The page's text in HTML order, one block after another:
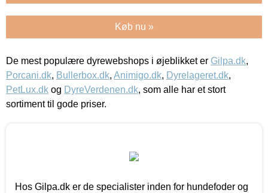
Køb nu »
De mest populære dyrewebshops i øjeblikket er Gilpa.dk,
Porcani.dk, Bullerbox.dk, Animigo.dk, Dyrelageret.dk,
PetLux.dk og DyreVerdenen.dk, som alle har et stort
sortiment til gode priser.
Hos Gilpa.dk er de specialister inden for hundefoder og